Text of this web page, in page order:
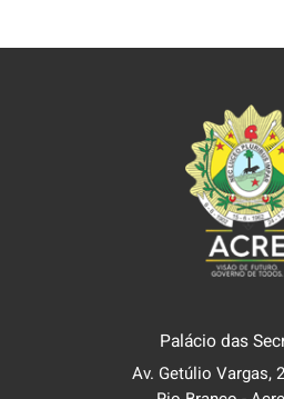
Palácio das
Av. Getúlio Vargas,